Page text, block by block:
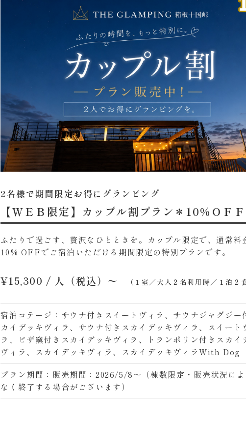
2名様で期間限定お得にグランピング
【ＷＥＢ限定】カップル割プラン＊10％ＯＦ
ふたりで過ごす、贅沢なひとときを。カップル限定で、通常料
10% OFFでご宿泊いただける期間限定の特別プランです。
¥15,300 / 人（税込）〜 （１室／大人２名利用時／１泊２
宿泊コテージ：サウナ付きスイートヴィラ、サウナジャグジー
カイデッキヴィラ、サウナ付きスカイデッキヴィラ、スイート
ラ、ピザ窯付きスカイデッキヴィラ、トランポリン付きスカイ
ヴィラ、スカイデッキヴィラ、スカイデッキヴィラWith Dog
プラン期間：販売期間：2026/5/8〜（棟数限定・販売状況に
なく終了する場合がございます）